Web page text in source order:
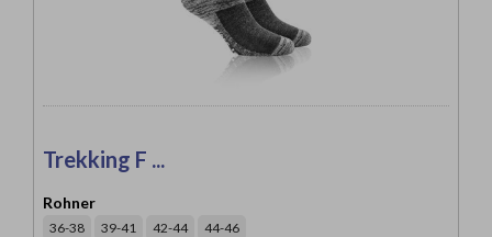
Trekking F ...
Rohner
36-38 39-41 42-44 44-46